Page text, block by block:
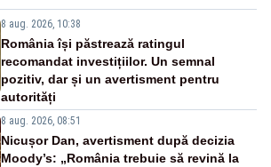
8 aug. 2026, 10:38
România își păstrează ratingul
recomandat investițiilor. Un semnal
pozitiv, dar și un avertisment pentru
autorități
8 aug. 2026, 08:51
Nicușor Dan, avertisment după decizia
Moody’s: „România trebuie să revină la